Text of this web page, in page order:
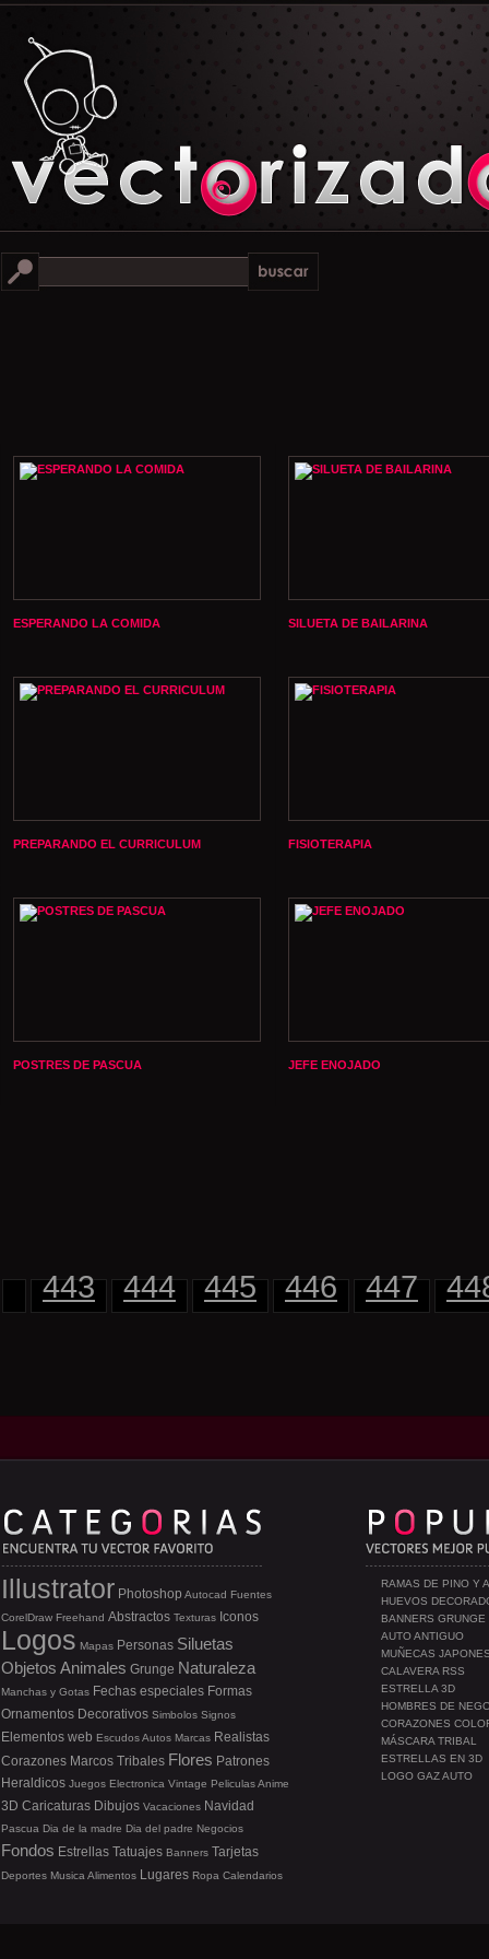
ESPERANDO LA COMIDA SILUETA DE BAILARINA
PREPARANDO EL CURRICULUM FISIOTERAPIA
POSTRES DE PASCUA JEFE ENOJADO
443 444 445 446 447
RAMAS DE PINO Y
HUEVOS
BANNERS GRUNGE
AUTO ANTIGUO
MUÑECAS
CALAVERA RSS
ESTRELLA 3D
HOMBRES DE
CORAZONES
MÁSCARA TRIBAL
ESTRELLAS EN 3D
LOGO GAZ AUTO
Illustrator Photoshop Autocad Fuentes
CorelDraw Freehand Abstractos Texturas Iconos
Logos Mapas Personas Siluetas
Objetos Animales Grunge Naturaleza
Manchas y Gotas Fechas especiales Formas
Ornamentos Decorativos Simbolos Signos
Elementos web EscudosAutos Marcas Realistas
Corazones Marcos Tribales Flores Patrones
Heraldicos Juegos Electronica Vintage PeliculasAnime
3D Caricaturas Dibujos Vacaciones Navidad
Pascua Dia de la madre Dia del padre Negocios
Fondos Estrellas Tatuajes Banners Tarjetas
Deportes Musica Alimentos Lugares Ropa Calendarios